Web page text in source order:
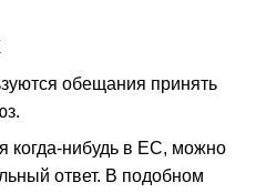
обещания принять
когда-нибудь в ЕС, можно
ответ. В подобном